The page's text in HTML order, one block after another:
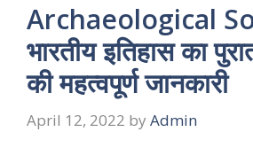
Archaeological
भारतीय इतिहास का
की महत्वपूर्ण जानकारी
April 12, 2022 by Admin